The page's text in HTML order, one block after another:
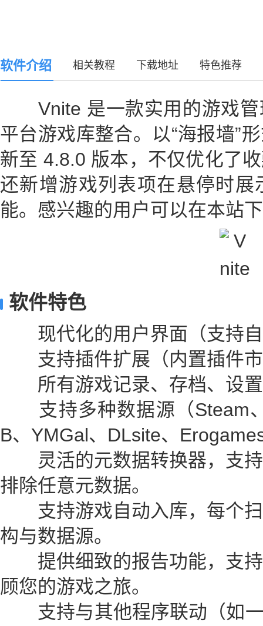
软件介绍 相关教程 下载地址 特色推荐
Vnite 是一款实用的游戏管
平台游戏库整合。以“海报墙”
新至 4.8.0 版本，不仅优化了
还新增游戏列表项在悬停时
能。感兴趣的用户可以在本站
软件特色
现代化的用户界面（支持自
支持插件扩展（内置插件市
所有游戏记录、存档、设置
支持多种数据源（Steam
B、YMGal、DLsite、
灵活的元数据转换器，支持
排除任意元数据。
支持游戏自动入库，每个扫
构与数据源。
提供细致的报告功能，支持
顾您的游戏之旅。
支持与其他程序联动（如一